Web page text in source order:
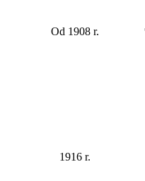
Od 1908 r.
1916 r.